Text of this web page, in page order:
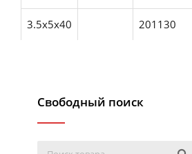
3.5x5x40 201130
Свободный поиск